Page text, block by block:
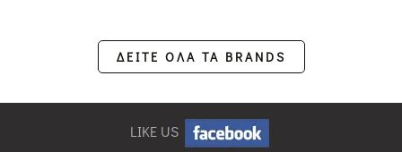
ΔΕΙΤΕ ΟΛΑ ΤΑ BRANDS
LIKE US